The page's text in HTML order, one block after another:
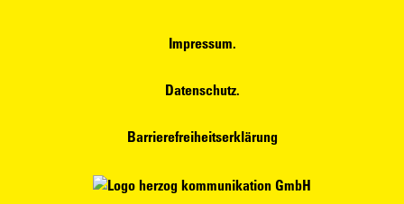
Impressum.
Datenschutz.
Barrierefreiheitserklärung